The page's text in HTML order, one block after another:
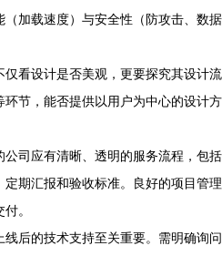
加载速度）与安全性（防攻击、数据
看设计是否美观，更要探究其设计流
节，能否提供以用户为中心的设计方
司应有清晰、透明的服务流程，包括
期汇报和验收标准。良好的项目管理
。
后的技术支持至关重要。需明确询问